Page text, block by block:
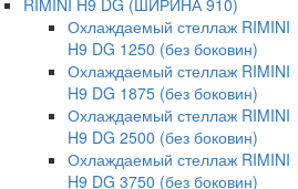
RIMINI H9 DG (ШИРИНА 910)
Охлаждаемый стеллаж RIMINI
H9 DG 1250 (без боковин)
Охлаждаемый стеллаж RIMINI
H9 DG 1875 (без боковин)
Охлаждаемый стеллаж RIMINI
H9 DG 2500 (без боковин)
Охлаждаемый стеллаж RIMINI
H9 DG 3750 (без боковин)